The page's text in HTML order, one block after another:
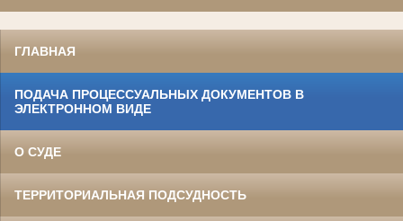
ГЛАВНАЯ
ПОДАЧА ПРОЦЕССУАЛЬНЫХ ДОКУМЕНТОВ В
ЭЛЕКТРОННОМ ВИДЕ
О СУДЕ
ТЕРРИТОРИАЛЬНАЯ ПОДСУДНОСТЬ